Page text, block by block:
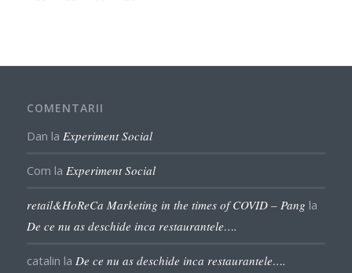
COMENTARII
Dan la Experiment Social
Com la Experiment Social
retail&HoReCa Marketing in the times of COVID – Pang la
De ce nu as deschide inca restaurantele….
catalin la De ce nu as deschide inca restaurantele….